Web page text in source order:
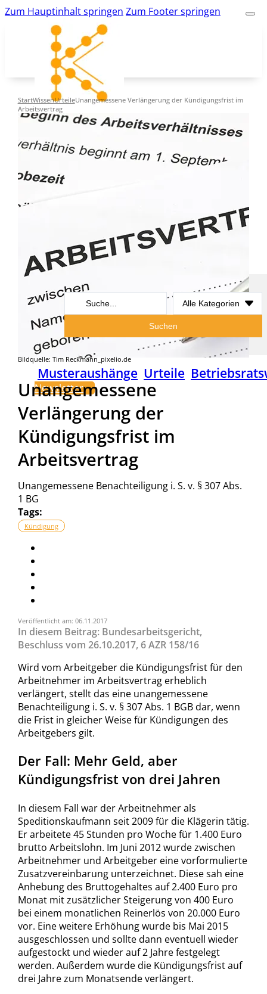
Zum Hauptinhalt springen Zum Footer springen
Suche
Search
Suchen
Musteraushänge Urteile
Newsletter
StartWissenUrteileUnangemessene Verlängerung der Kündigungsfrist im
Arbeitsvertrag
Bildquelle: Tim Reckmann_pixelio.de
Unangemessene
Verlängerung der
Kündigungsfrist im
Arbeitsvertrag
Unangemessene Benachteiligung i. S. v. § 307 Abs.
1 BG
Tags:
Kündigung
Veröffentlicht am: 06.11.2017
In diesem Beitrag: Bundesarbeitsgericht,
Beschluss vom 26.10.2017, 6 AZR 158/16
Wird vom Arbeitgeber die Kündigungsfrist für den
Arbeitnehmer im Arbeitsvertrag erheblich
verlängert, stellt das eine unangemessene
Benachteiligung i. S. v. § 307 Abs. 1 BGB dar, wenn
die Frist in gleicher Weise für Kündigungen des
Arbeitgebers gilt.
Der Fall: Mehr Geld, aber
Kündigungsfrist von drei Jahren
In diesem Fall war der Arbeitnehmer als
Speditionskaufmann seit 2009 für die Klägerin tätig.
Er arbeitete 45 Stunden pro Woche für 1.400 Euro
brutto Arbeitslohn. Im Juni 2012 wurde zwischen
Arbeitnehmer und Arbeitgeber eine vorformulierte
Zusatzvereinbarung unterzeichnet. Diese sah eine
Anhebung des Bruttogehaltes auf 2.400 Euro pro
Monat mit zusätzlicher Steigerung von 400 Euro
bei einem monatlichen Reinerlös von 20.000 Euro
vor. Eine weitere Erhöhung wurde bis Mai 2015
ausgeschlossen und sollte dann eventuell wieder
aufgestockt und wieder auf 2 Jahre festgelegt
werden. Außerdem wurde die Kündigungsfrist auf
drei Jahre zum Monatsende verlängert.